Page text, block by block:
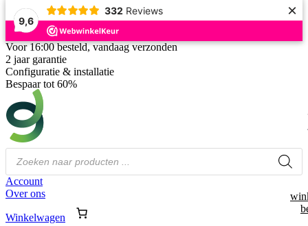
9,6
332 Reviews ×
Voor 16:00 besteld, vandaag verzonden
2 jaar garantie
Configuratie & installatie
Bespaar tot 60%
Producten
zoeken
Account
Over ons
Winkelwagen